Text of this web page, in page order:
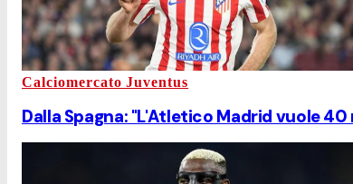
Calciomercato Juventus
Dalla Spagna: "L'Atletico Madrid vuole